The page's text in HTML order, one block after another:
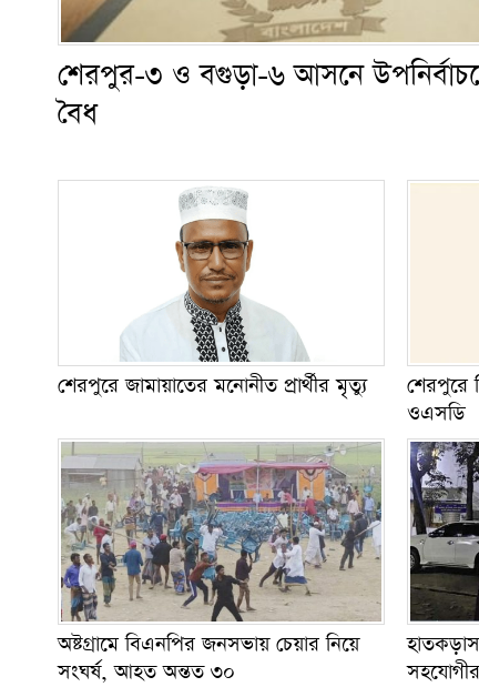
শেরপুর-৩ ও বগুড়া-৬ আসনে
বৈধ
শেরপুরে জামায়াতের মনোনীত প্রার্থীর মৃত্যু
শেরপুরে
ওএসডি
অষ্টগ্রামে বিএনপির জনসভায় চেয়ার নিয়ে
সংঘর্ষ, আহত অন্তত ৩০